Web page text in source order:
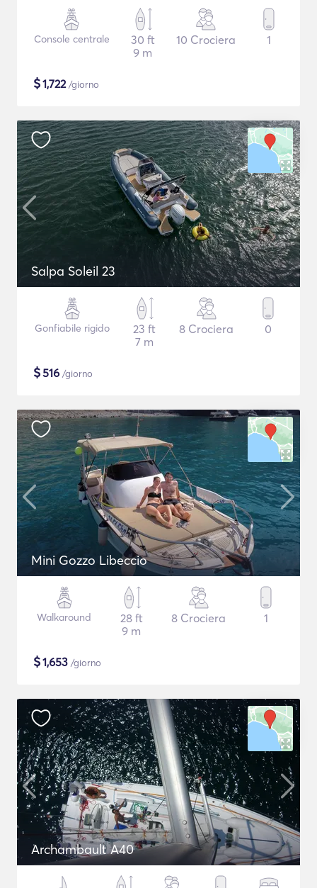
Console centrale
30 ft
9 m
10 Crociera 1
$1,722/giorno
Salpa Soleil 23
Gonfiabile rigido
23 ft
7 m
8 Crociera 0
$516 /giorno
Mini Gozzo Libeccio
Walkaround
28 ft
9 m
8 Crociera 1
$1,653 /giorno
Archambault A40